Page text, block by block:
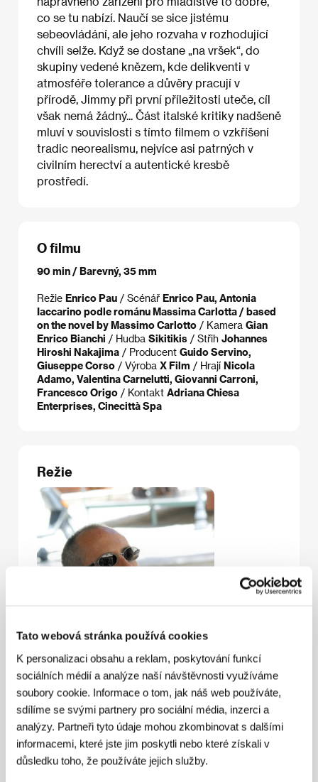
Tato webová stránka používá cookies
K personalizaci obsahu a reklam, poskytování funkcí
sociálních médií a analýze naší návštěvnosti využíváme
soubory cookie. Informace o tom, jak náš web používáte,
sdílíme se svými partnery pro sociální média, inzerci a
analýzy. Partneři tyto údaje mohou zkombinovat s dalšími
informacemi, které jste jim poskytli nebo které získali v
důsledku toho, že používáte jejich služby.
co se tu nabízí. Naučí se sice jistému
sebeovládání, ale jeho rozvaha v rozhodující
chvíli selže. Když se dostane „na vršek“, do
skupiny vedené knězem, kde delikventi v
atmosféře tolerance a důvěry pracují v
přírodě, Jimmy při první příležitosti uteče, cíl
však nemá žádný... Část italské kritiky nadšeně
mluví v souvislosti s tímto filmem o vzkříšení
tradic neorealismu, nejvíce asi patrných v
civilním herectví a autentické kresbě
prostředí.
O filmu
90 min / Barevný, 35 mm
Režie Enrico Pau / Scénář Enrico Pau, Antonia
Iaccarino podle románu Massima Carlotta / based
on the novel by Massimo Carlotto / Kamera Gian
Enrico Bianchi / Hudba Sikitikis / Střih Johannes
Hiroshi Nakajima / Producent Guido Servino,
Giuseppe Corso / Výroba X Film / Hrají Nicola
Adamo, Valentina Carnelutti, Giovanni Carroni,
Francesco Origo / Kontakt Adriana Chiesa
Enterprises, Cinecittà Spa
Režie